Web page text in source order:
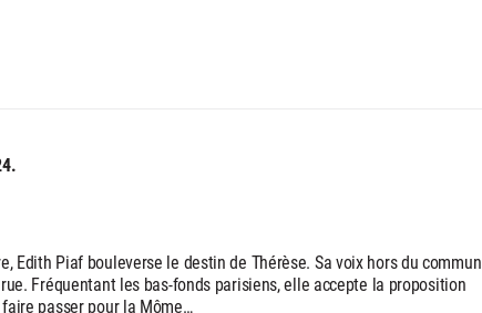
Edith Piaf bouleverse le destin de Thérèse. Sa voix hors du commun
Fréquentant les bas-fonds parisiens, elle accepte la proposition
passer pour la Môme…